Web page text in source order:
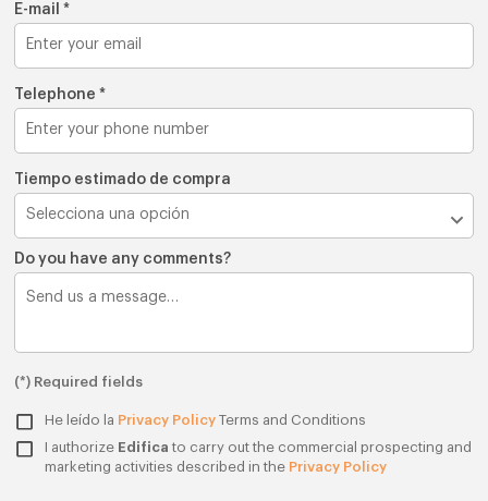
E-mail *
Telephone *
Tiempo estimado de compra
Do you have any comments?
(*) Required fields
He leído la Privacy Policy Terms and Conditions
I authorize Edifica to carry out the commercial prospecting and
marketing activities described in the Privacy Policy